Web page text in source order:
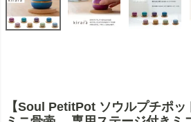
【Soul PetitPot ソウルプチポ